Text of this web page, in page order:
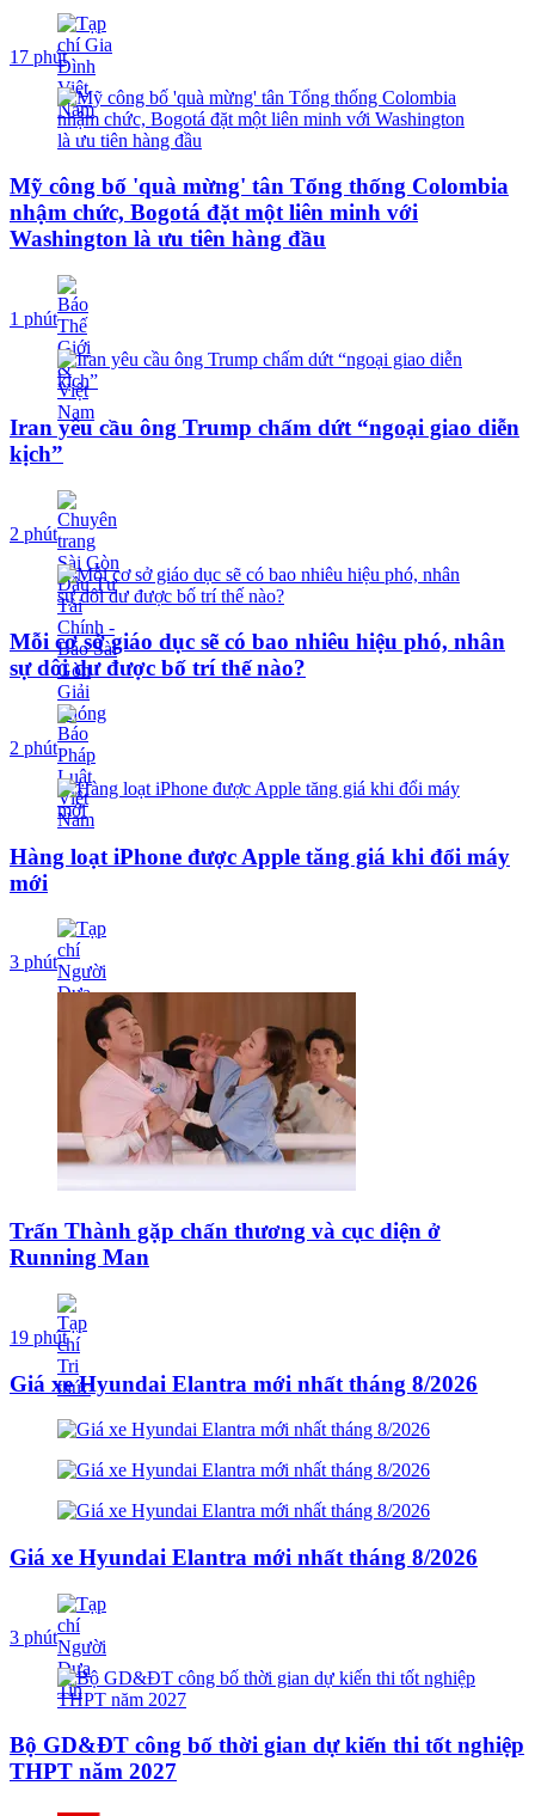
17 phút
Mỹ công bố 'quà mừng' tân Tổng thống Colombia
nhậm chức, Bogotá đặt một liên minh với
Washington là ưu tiên hàng đầu
1 phút
Iran yêu cầu ông Trump chấm dứt “ngoại giao diễn
kịch”
2 phút
Mỗi cơ sở giáo dục sẽ có bao nhiêu hiệu phó, nhân
sự dôi dư được bố trí thế nào?
2 phút
Hàng loạt iPhone được Apple tăng giá khi đổi máy
mới
3 phút
Trấn Thành gặp chấn thương và cục diện ở
Running Man
19 phút
Giá xe Hyundai Elantra mới nhất tháng 8/2026
Giá xe Hyundai Elantra mới nhất tháng 8/2026
3 phút
Bộ GD&ĐT công bố thời gian dự kiến thi tốt nghiệp
THPT năm 2027